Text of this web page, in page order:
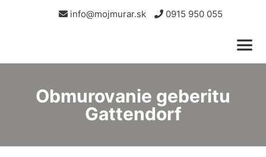
info@mojmurar.sk 0915 950 055
Obmurovanie geberitu
Gattendorf